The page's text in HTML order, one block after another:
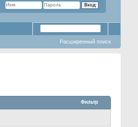
Расширенный поиск
Фильтр